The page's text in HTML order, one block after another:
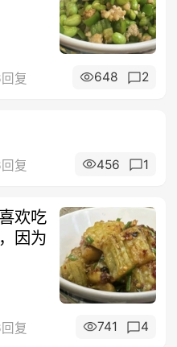
复 648 2
复 456 1
欢吃
因为
复 741 4